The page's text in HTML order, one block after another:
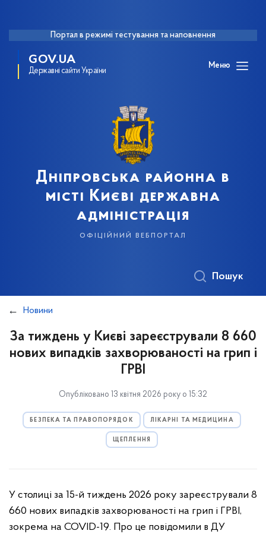
Портал в режимі тестування та наповнення
GOV.UA
Державні сайти України
Меню
Дніпровська районна в
місті Києві державна
адміністрація
офіційний вебпортал
Пошук
Новини
За тиждень у Києві зареєстрували 8 660
нових випадків захворюваності на грип і
ГРВІ
Опубліковано 13 квітня 2026 року о 15:32
БЕЗПЕКА ТА ПРАВОПОРЯДОК ЛІКАРНІ ТА МЕДИЦИНА
ЩЕПЛЕННЯ
У столиці за 15-й тиждень 2026 року зареєстрували 8
660 нових випадків захворюваності на грип і ГРВІ,
зокрема на COVID-19. Про це повідомили в ДУ